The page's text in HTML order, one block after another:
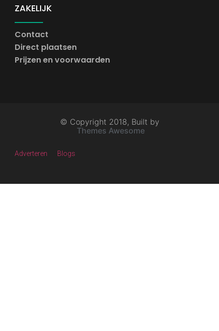
ZAKELIJK
Contact
Direct plaatsen
Prijzen en voorwaarden
© Copyright 2018, Built by
Themes Awesome
Adverteren Blogs